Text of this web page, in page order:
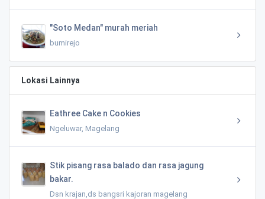
"Soto Medan" murah meriah
bumirejo
Lokasi Lainnya
Eathree Cake n Cookies
Ngeluwar, Magelang
Stik pisang rasa balado dan rasa jagung
bakar.
Dsn krajan,ds bangsri kajoran magelang